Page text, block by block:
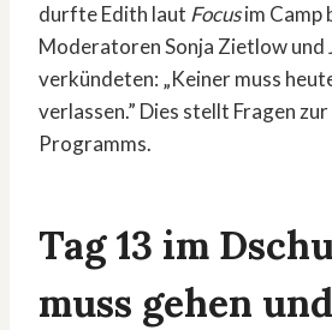
durfte Edith laut Focusim Camp
Moderatoren Sonja Zietlow und
verkündeten: „Keiner muss
verlassen.” Dies stellt Fragen
Programms.
Tag 13 im
muss gehen und